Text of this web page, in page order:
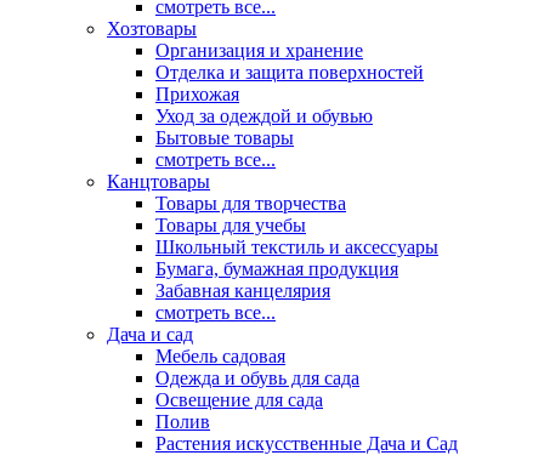
смотреть все...
Хозтовары
Организация и хранение
Отделка и защита поверхностей
Прихожая
Уход за одеждой и обувью
Бытовые товары
смотреть все...
Канцтовары
Товары для творчества
Товары для учебы
Школьный текстиль и аксессуары
Бумага, бумажная продукция
Забавная канцелярия
смотреть все...
Дача и сад
Мебель садовая
Одежда и обувь для сада
Освещение для сада
Полив
Растения искусственные Дача и Сад